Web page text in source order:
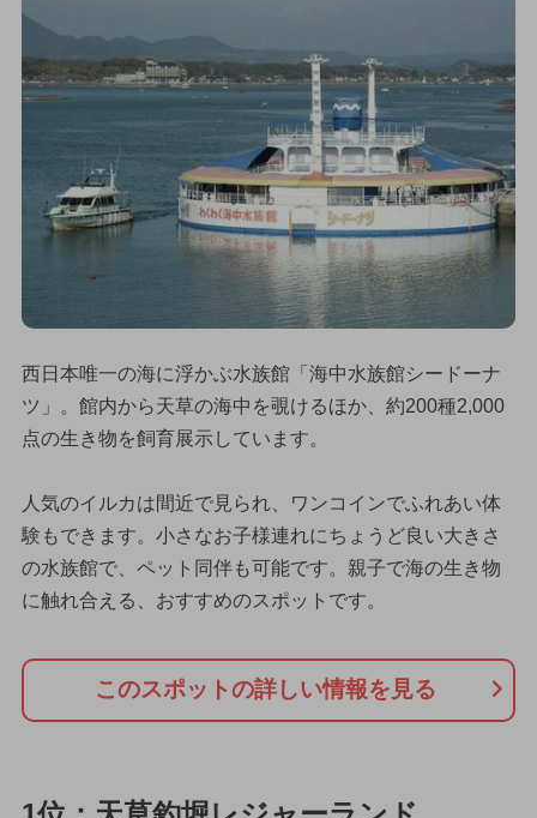
西日本唯一の海に浮かぶ水族館「海中水族館シードーナ
ツ」。館内から天草の海中を覗けるほか、約200種2,000
点の生き物を飼育展示しています。
人気のイルカは間近で見られ、ワンコインでふれあい体
験もできます。小さなお子様連れにちょうど良い大きさ
の水族館で、ペット同伴も可能です。親子で海の生き物
に触れ合える、おすすめのスポットです。
このスポットの詳しい情報を見る